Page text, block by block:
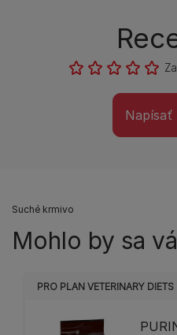
Napísať
Suché krmivo
Mohlo by sa
PRO PLAN VETERINARY DIETS